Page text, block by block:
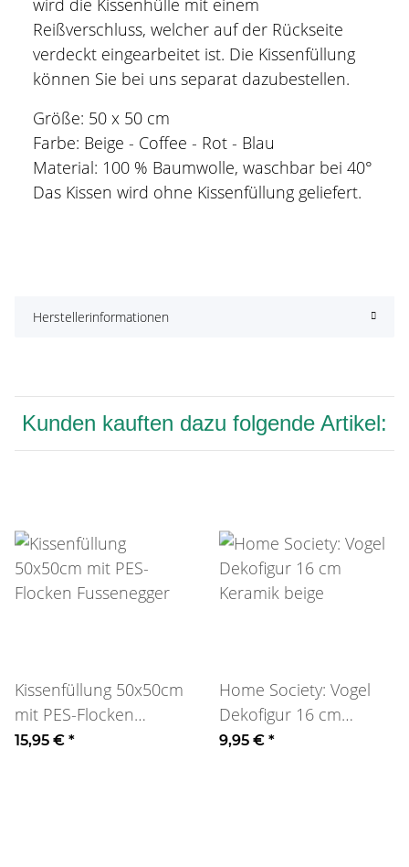
Reißverschluss, welcher auf der Rückseite
verdeckt eingearbeitet ist. Die Kissenfüllung
können Sie bei uns separat dazubestellen.
Größe: 50 x 50 cm
Farbe: Beige - Coffee - Rot - Blau
Material: 100 % Baumwolle, waschbar bei 40°
Das Kissen wird ohne Kissenfüllung geliefert.
Herstellerinformationen
Kunden kauften dazu folgende Artikel:
Kissenfüllung 50x50cm
mit PES-Flocken
Fussenegger
15,95 € *
Home Society: Vogel
Dekofigur 16 cm
Keramik beige
9,95 € *